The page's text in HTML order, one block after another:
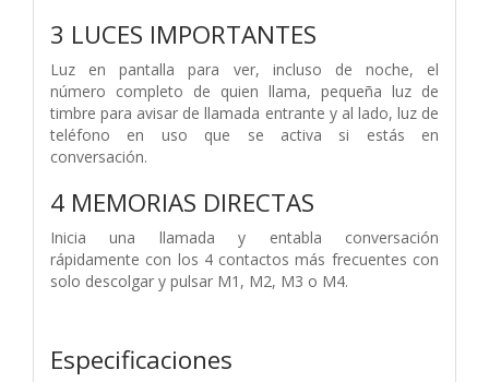
3 LUCES IMPORTANTES
Luz en pantalla para ver, incluso de noche, el
número completo de quien llama, pequeña luz de
timbre para avisar de llamada entrante y al lado, luz de
teléfono en uso que se activa si estás en
conversación.
4 MEMORIAS DIRECTAS
Inicia una llamada y entabla conversación
rápidamente con los 4 contactos más frecuentes con
solo descolgar y pulsar M1, M2, M3 o M4.
Especificaciones